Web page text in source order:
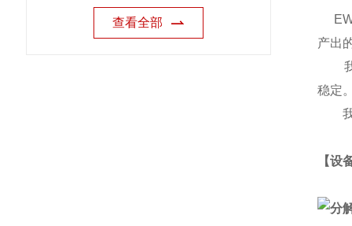
查看全部
产出
我
稳定
我
【设